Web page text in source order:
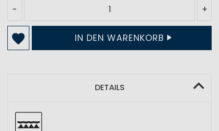
- +
IN DEN WARENKORB
DETAILS